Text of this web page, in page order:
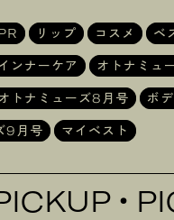
リップ コスメ
ベ
ンナーケア オトナミュ
トナミューズ8月号
ボ
9月号
マイベスト